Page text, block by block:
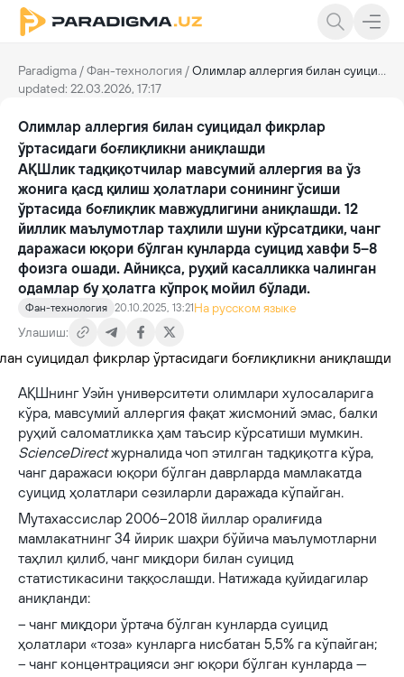
Paradigma /Фан-технология /Олимлар аллергия билан суицидал фикрлар ўртасидаги боғлиқликни аниқлашди
updated: 22.03.2026, 17:17
Олимлар аллергия билан суицидал фикрлар
ўртасидаги боғлиқликни аниқлашди
АҚШлик тадқиқотчилар мавсумий аллергия ва ўз
жонига қасд қилиш ҳолатлари сонининг ўсиши
ўртасида боғлиқлик мавжудлигини аниқлашди. 12
йиллик маълумотлар таҳлили шуни кўрсатдики, чанг
даражаси юқори бўлган кунларда суицид хавфи 5–8
фоизга ошади. Айниқса, руҳий касалликка чалинган
одамлар бу ҳолатга кўпроқ мойил бўлади.
Фан-технология 20.10.2025, 13:21 На русском языке
Улашиш:
АҚШнинг Уэйн университети олимлари хулосаларига
кўра, мавсумий аллергия фақат жисмоний эмас, балки
руҳий саломатликка ҳам таъсир кўрсатиши мумкин.
ScienceDirectжурналида чоп этилган тадқиқотга кўра,
чанг даражаси юқори бўлган даврларда мамлакатда
суицид ҳолатлари сезиларли даражада кўпайган.
Мутахассислар 2006–2018 йиллар оралиғида
мамлакатнинг 34 йирик шаҳри бўйича маълумотларни
таҳлил қилиб, чанг миқдори билан суицид
статистикасини таққослашди. Натижада қуйидагилар
аниқланди:
– чанг миқдори ўртача бўлган кунларда суицид
ҳолатлари «тоза» кунларга нисбатан 5,5% га кўпайган;
– чанг концентрацияси энг юқори бўлган кунларда —